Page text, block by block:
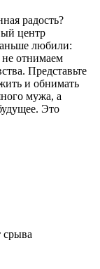
радость?
центр
любили:
отнимаем
Представьте
и обнимать
мужа, а
Это
срыва